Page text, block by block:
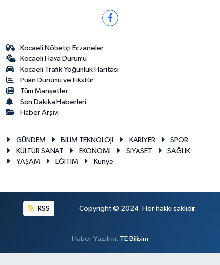
Kocaeli Nöbetçi Eczaneler
Kocaeli Hava Durumu
Kocaeli Trafik Yoğunluk Haritası
Puan Durumu ve Fikstür
Tüm Manşetler
Son Dakika Haberleri
Haber Arşivi
GÜNDEM BİLİM TEKNOLOJİ KARİYER
SPOR
KÜLTÜR SANAT
EKONOMİ SİYASET
SAĞLIK
YAŞAM
EĞİTİM Künye
RSS Copyright © 2024. Her hakkı saklıdır.
Haber Yazılımı: TE Bilişim